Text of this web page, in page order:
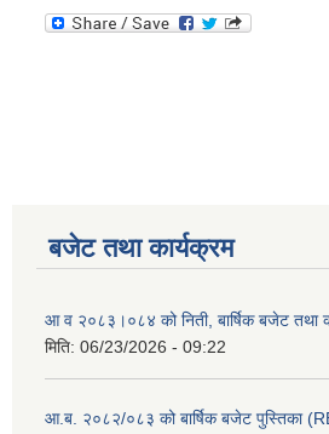
बजेट तथा कार्यक्रम
आ व २०८३।०८४ को निती, बार्षिक बजेट तथा
मिति: 06/23/2026 - 09:22
आ.ब. २०८२/०८३ को बार्षिक बजेट पुस्तिका